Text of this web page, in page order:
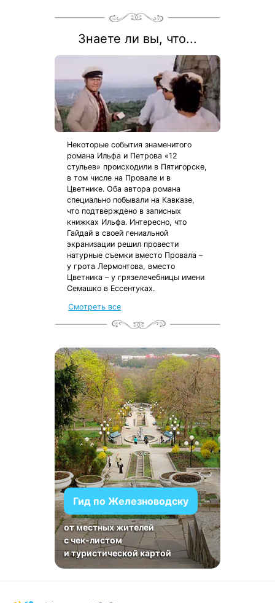
Знаете ли вы, что...
Некоторые события знаменитого
романа Ильфа и Петрова «12
стульев» происходили в Пятигорске,
в том числе на Провале и в
Цветнике. Оба автора романа
специально побывали на Кавказе,
что подтверждено в записных
книжках Ильфа. Интересно, что
Гайдай в своей гениальной
экранизации решил провести
натурные съемки вместо Провала –
у грота Лермонтова, вместо
Цветника – у грязелечебницы имени
Семашко в Ессентуках.
Смотреть все
Гид по Железноводску
от местных жителей
с чек-листом
и туристической картой